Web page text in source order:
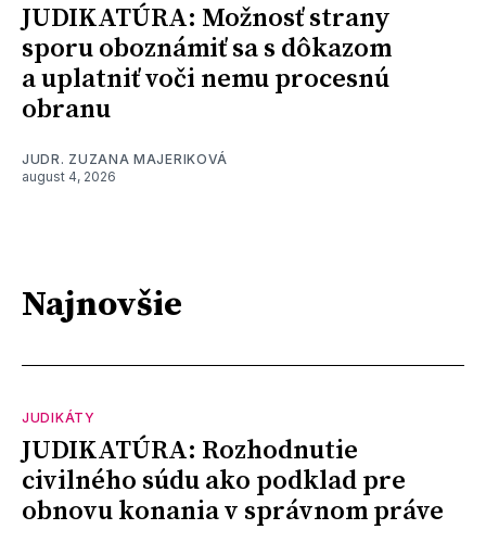
JUDIKATÚRA: Možnosť strany
sporu oboznámiť sa s dôkazom
a uplatniť voči nemu procesnú
obranu
JUDR. ZUZANA MAJERIKOVÁ
august 4, 2026
Najnovšie
JUDIKÁTY
JUDIKATÚRA: Rozhodnutie
civilného súdu ako podklad pre
obnovu konania v správnom práve